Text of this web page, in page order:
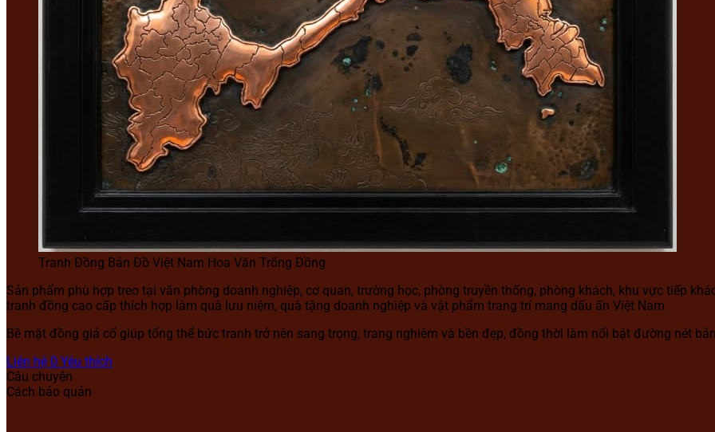
Tranh Đồng Bản Đồ Việt Nam Hoa Văn Trống Đồng
Sản phẩm phù hợp treo tại văn phòng doanh nghiệp, cơ quan, trường học, phòng truyền thống, phòng khách, khu vực tiếp
tranh đồng cao cấp thích hợp làm quà lưu niệm, quà tặng doanh nghiệp và vật phẩm trang trí mang dấu ấn Việt Nam.
Bề mặt đồng giả cổ giúp tổng thể bức tranh trở nên sang trọng, trang nghiêm và bền đẹp, đồng thời làm nổi bật đường nét
Liên hệ 0 Yêu thích
Câu chuyện
Cách bảo quản